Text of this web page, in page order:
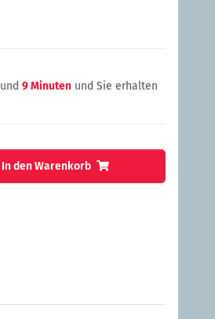
und 9 Minuten und Sie erhalten
In den Warenkorb